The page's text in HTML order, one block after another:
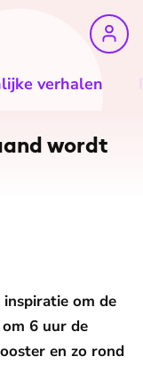
verhalen
wordt
om de
6 uur de
en zo rond